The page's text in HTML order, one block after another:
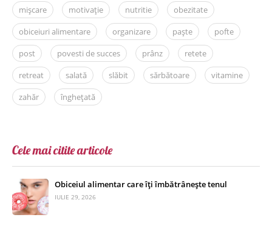
mișcare
motivație nutritie
obezitate
obiceiuri alimentare
organizare paște
pofte
post
povesti de succes prânz
retete
retreat
salată slăbit sărbătoare
vitamine
zahăr
înghețată
Cele mai citite articole
Obiceiul alimentar care îți îmbătrânește tenul
IULIE 29, 2026